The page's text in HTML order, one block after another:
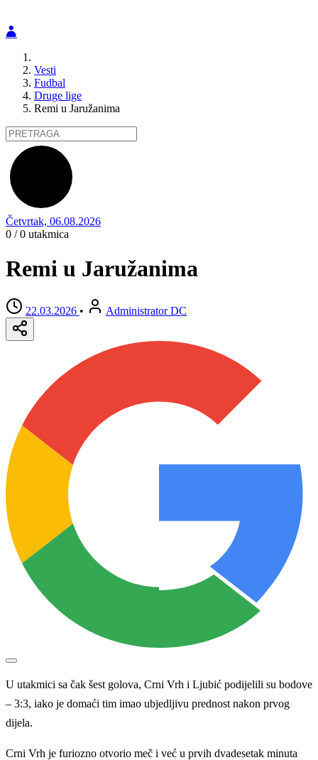
Vesti
Fudbal
Druge lige
Remi u Jaružanima
Četvrtak, 06.08.2026
0 / 0 utakmica
Remi u Jaružanima
22.03.2026 • Administrator DC
U utakmici sa čak šest golova, Crni Vrh i Ljubić podijelili su bodove
– 3:3, iako je domaći tim imao ubjedljivu prednost nakon prvog
dijela.
Crni Vrh je furiozno otvorio meč i već u prvih dvadesetak minuta